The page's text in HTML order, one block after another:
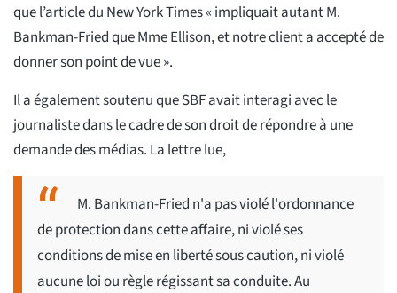
que l’article du New York Times « impliquait autant M.
Bankman-Fried que Mme Ellison, et notre client a accepté de
donner son point de vue ».
Il a également soutenu que SBF avait interagi avec le
journaliste dans le cadre de son droit de répondre à une
demande des médias. La lettre lue,
M. Bankman-Fried n'a pas violé l'ordonnance
de protection dans cette affaire, ni violé ses
conditions de mise en liberté sous caution, ni violé
aucune loi ou règle régissant sa conduite. Au